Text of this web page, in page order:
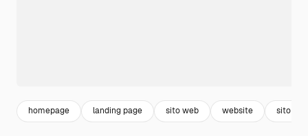
homepage landing page sito web website sito